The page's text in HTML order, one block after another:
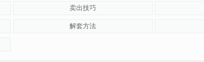
卖出技巧
解套方法